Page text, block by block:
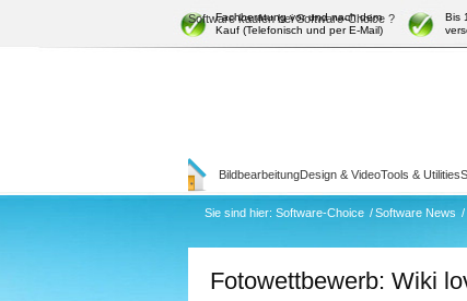
Software kaufen bei Software-Choice ?
Fachberatung vor und nach dem
Kauf (Telefonisch und per E-Mail)
Bis
BildbearbeitungDesign & VideoTools & Utilities
Sie sind hier: Software-Choice /Software News /
Fotowettbewerb: Wiki